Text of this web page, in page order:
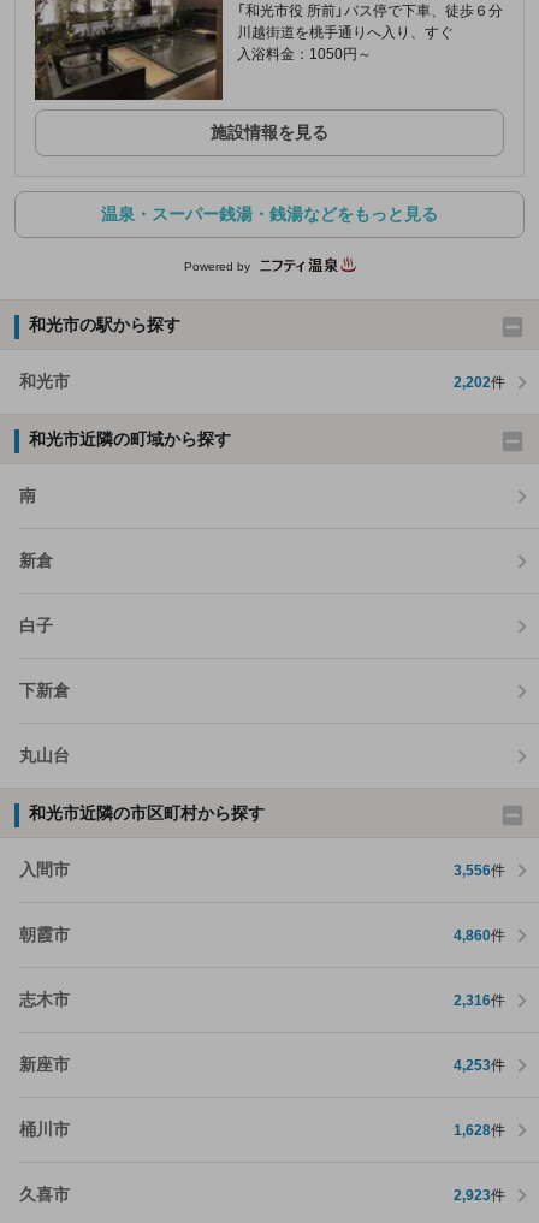
「和光市役 所前」バス停で下車、徒歩６分
川越街道を桃手通りへ入り、すぐ
入浴料金：1050円～
施設情報を見る
温泉・スーパー銭湯・銭湯などをもっと見る
Powered by
和光市の駅から探す
和光市 2,202件
和光市近隣の町域から探す
南
新倉
白子
下新倉
丸山台
和光市近隣の市区町村から探す
入間市 3,556件
朝霞市 4,860件
志木市 2,316件
新座市 4,253件
桶川市 1,628件
久喜市 2,923件